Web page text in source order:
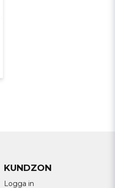
KUNDZON
Logga in